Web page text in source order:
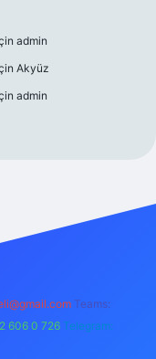
admin
Akyüz
admin
Teams:
606 0 726 Telegram: